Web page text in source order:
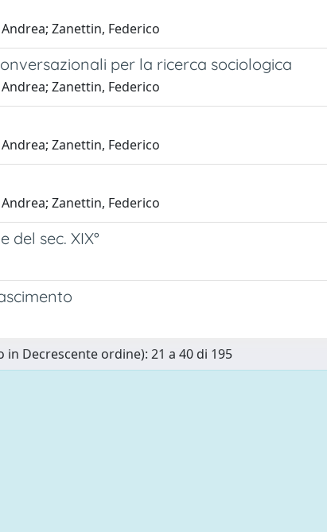
Zanettin, Federico
per la ricerca sociologica
Zanettin, Federico
Zanettin, Federico
Zanettin, Federico
sec. XIX°
Decrescente ordine): 21 a 40 di 195